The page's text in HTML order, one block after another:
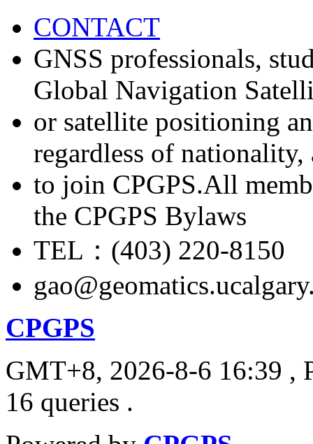
CONTACT
GNSS professionals,
Global Navigation
or satellite positioning
regardless of nationality,
to join CPGPS.All
the CPGPS Bylaws
TEL：(403) 220-8150
CPGPS
GMT+8, 2026-8-6 16:39 ,
16 queries .